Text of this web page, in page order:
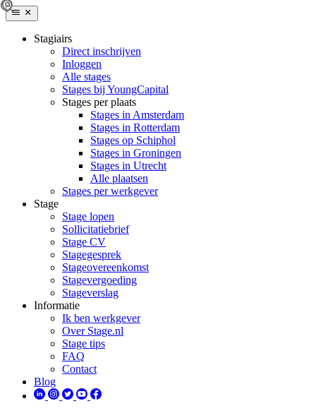
Stagiairs
Direct inschrijven
Inloggen
Alle stages
Stages bij YoungCapital
Stages per plaats
Stages in Amsterdam
Stages in Rotterdam
Stages op Schiphol
Stages in Groningen
Stages in Utrecht
Alle plaatsen
Stages per werkgever
Stage
Stage lopen
Sollicitatiebrief
Stage CV
Stagegesprek
Stageovereenkomst
Stagevergoeding
Stageverslag
Informatie
Ik ben werkgever
Over Stage.nl
Stage tips
FAQ
Contact
Blog